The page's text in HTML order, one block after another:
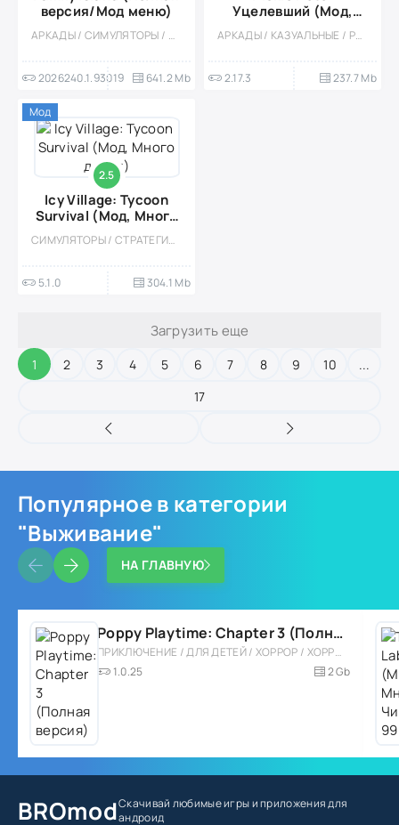
версия/Мод меню)
АРКАДЫ / СИМУЛЯТОРЫ / ДЕВОЧКАМ / ВЫЖИВАНИЕ / ПРИКЛЮЧЕНИЕ / СТИЛИЗАЦИЯ / ОДНОПОЛЬЗОВАТЕЛЬСКИЕ / МОД
2026240.1.93019 641.2 Mb
Уцелевший (Мод,
Много денег)
АРКАДЫ / КАЗУАЛЬНЫЕ / РОЛЕВЫЕ / РОГАЛИК / ОДНОПОЛЬЗОВАТЕЛЬСКИЕ / СТИЛИЗАЦИЯ / ОФЛАЙН / ПО МУЛЬТФИЛЬМАМ / ЭКШЕНЫ / ВЫЖИВАНИЕ / БОССЫ
2.17.3 237.7 Mb
2.5
Icy Village: Tycoon
Survival (Мод, Много
денег)
СИМУЛЯТОРЫ / СТРАТЕГИИ / СТИЛИЗАЦИЯ / ГРАДОСТРОЕНИЕ / ВСТРОЕННЫЙ КЕШ / МОД / RTS / ВЫЖИВАНИЕ
5.1.0 304.1 Mb
Мод
Загрузить еще
1 2 3 4 5 6 7 8 9 10
...
17
Популярное в категории
"Выживание"
НА ГЛАВНУЮ
Poppy Playtime: Chapter 3 (Полная версия)
ПРИКЛЮЧЕНИЕ / ДЛЯ ДЕТЕЙ / ХОРРОР / ХОРРОР НА ВЫЖИВАНИЕ / 3D / ОДНОПОЛЬЗОВАТЕЛЬСКИЕ / ВЫЖИВАНИЕ / СЮЖЕТНЫЕ ИГРЫ / БОЛЬШАЯ / ВСТРОЕННЫЙ КЕШ / ПЛАТНАЯ
1.0.25
2 Gb
BROmodСкачивай любимые игрыи приложения для
андроид